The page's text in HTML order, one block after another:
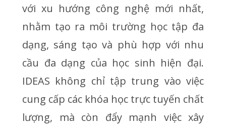
với xu hướng công nghệ mới nhất,
nhằm tạo ra môi trường học tập đa
dạng, sáng tạo và phù hợp với nhu
cầu đa dạng của học sinh hiện đại.
IDEAS không chỉ tập trung vào việc
cung cấp các khóa học trực tuyến chất
lượng, mà còn đẩy mạnh việc xây